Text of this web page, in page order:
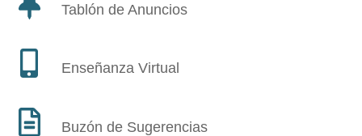
Tablón de Anuncios
Enseñanza Virtual
Buzón de Sugerencias